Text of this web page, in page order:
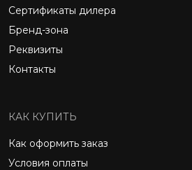
Сертификаты дилера
Бренд-зона
Реквизиты
Контакты
КАК КУПИТЬ
Как оформить заказ
Условия оплаты